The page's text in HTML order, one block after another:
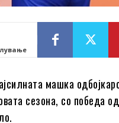
машка
сезона, со победа